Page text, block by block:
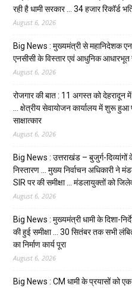
रही है धामी सरकार … 34 हजार रिकॉर्ड
August 6, 2026
Big News : मुख्यमंत्री से महानिदेशक
एनसीसी के विस्तार एवं आधुनिक आधारभूत
August 6, 2026
रोजगार की बात : 11 अगस्त को देहरादून
… क्षेत्रीय सेवायोजन कार्यालय में शुरू हुआ
साक्षात्कार
August 6, 2026
Big News : उत्तराखंड – बुजुर्ग-
निस्तारण … मुख्य निर्वाचन अधिकारी ने
SIR पर की समीक्षा … मंडलायुक्तों को
August 6, 2026
Big News : मुख्यमंत्री धामी के दिशा-
की हुई समीक्षा … 30 सितंबर तक सभी
का निर्माण कार्य पूरा
August 6, 2026
Big News : CM धामी के प्रयासों को